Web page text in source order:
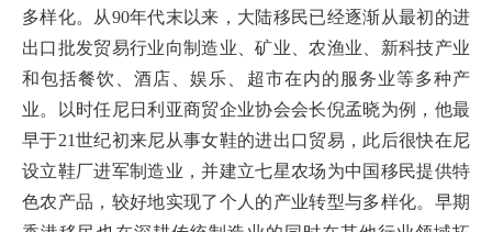
多样化。从90年代末以来，大陆移民已经逐渐从最初的进
出口批发贸易行业向制造业、矿业、农渔业、新科技产业
和包括餐饮、酒店、娱乐、超市在内的服务业等多种产
业。以时任尼日利亚商贸企业协会会长倪孟晓为例，他最
早于21世纪初来尼从事女鞋的进出口贸易，此后很快在尼
设立鞋厂进军制造业，并建立七星农场为中国移民提供特
色农产品，较好地实现了个人的产业转型与多样化。早期